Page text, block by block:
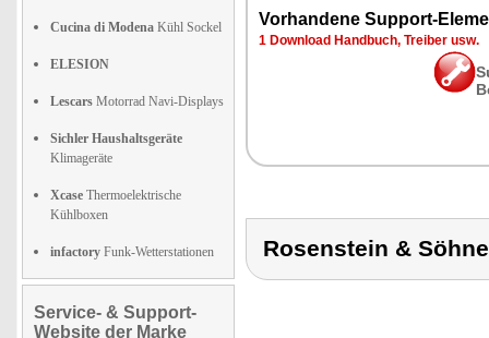
Cucina di Modena Kühl Sockel
ELESION
Lescars Motorrad Navi-Displays
Sichler Haushaltsgeräte
Klimageräte
Xcase Thermoelektrische
Kühlboxen
infactory Funk-Wetterstationen
Service- & Support-
Website der Marke
Vorhandene Support-
1 Download Handbuch, Treiber usw.
Rosenstein &